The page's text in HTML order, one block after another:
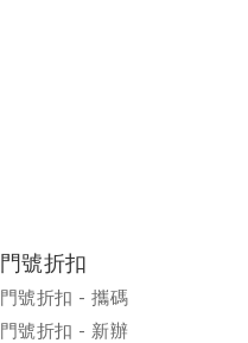
門號折扣
門號折扣 - 攜碼
門號折扣 - 新辦